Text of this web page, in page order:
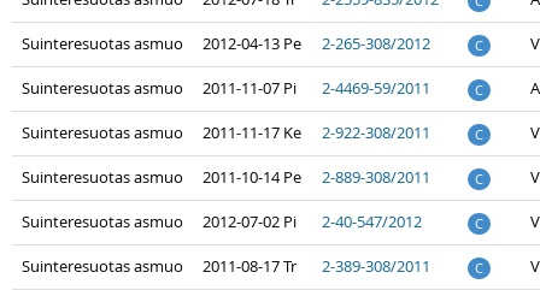
Suinteresuotas asmuo 2012-04-13 Pe 2-265-308/2012 C
Suinteresuotas asmuo 2011-11-07 Pi 2-4469-59/2011 C
Suinteresuotas asmuo 2011-11-17 Ke 2-922-308/2011 C
Suinteresuotas asmuo 2011-10-14 Pe 2-889-308/2011 C
Suinteresuotas asmuo 2012-07-02 Pi 2-40-547/2012 C
Suinteresuotas asmuo 2011-08-17 Tr 2-389-308/2011 C